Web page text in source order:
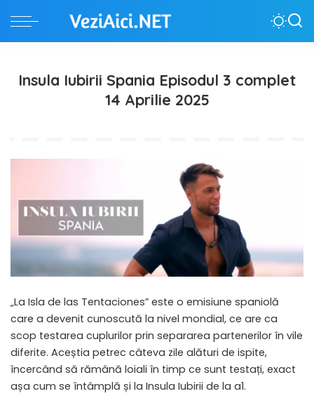
Insula Iubirii Spania Episodul 3 complet
14 Aprilie 2025
„La Isla de las Tentaciones” este o emisiune spaniolă
care a devenit cunoscută la nivel mondial, ce are ca
scop testarea cuplurilor prin separarea partenerilor în vile
diferite. Aceștia petrec câteva zile alături de ispite,
încercând să rămână loiali în timp ce sunt testați, exact
așa cum se întâmplă și la Insula Iubirii de la a1.